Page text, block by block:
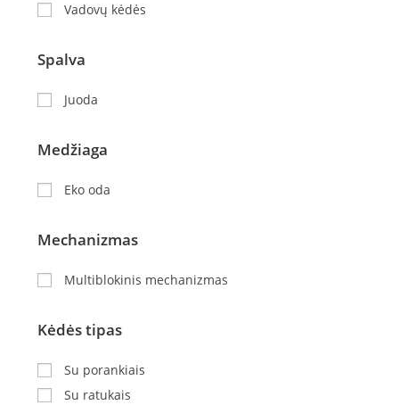
Vadovų kėdės
Spalva
Juoda
Medžiaga
Eko oda
Mechanizmas
Multiblokinis mechanizmas
Kėdės tipas
Su porankiais
Su ratukais